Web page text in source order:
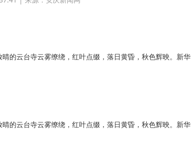
的云台寺云雾缭绕，红叶点缀，落日黄昏，秋色辉映。新华
的云台寺云雾缭绕，红叶点缀，落日黄昏，秋色辉映。新华